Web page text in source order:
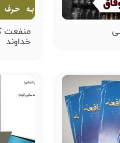
منفعت
خداوند